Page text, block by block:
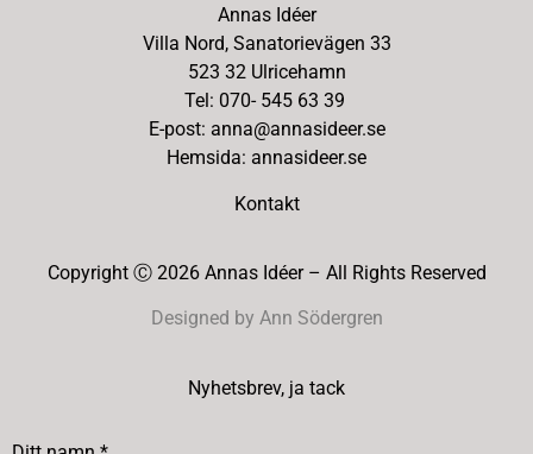
Annas Idéer
Villa Nord, Sanatorievägen 33
523 32 Ulricehamn
Tel: 070- 545 63 39
E-post: anna@annasideer.se
Hemsida: annasideer.se
Kontakt
Copyright Ⓒ 2026 Annas Idéer – All Rights Reserved
Designed by Ann Södergren
Nyhetsbrev, ja tack